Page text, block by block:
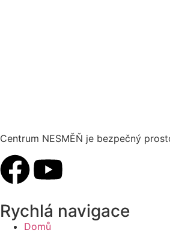
Centrum NESMĚŇ je bezpečný
Rychlá navigace
Domů